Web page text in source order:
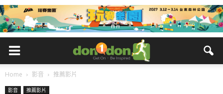
Home 影音 推薦影片
影音 推薦影片